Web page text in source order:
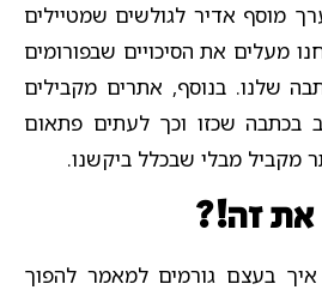
מוסף אדיר לגולשים שמטיילים
מעלים את הסיכויים שבפורומים
שלנו. בנוסף, אתרים מקבילים
בכתבה שכזו וכך לעתים פתאום
מקביל מבלי שבכלל ביקשנו.
את זה!?
איך בעצם גורמים למאמר להפוך